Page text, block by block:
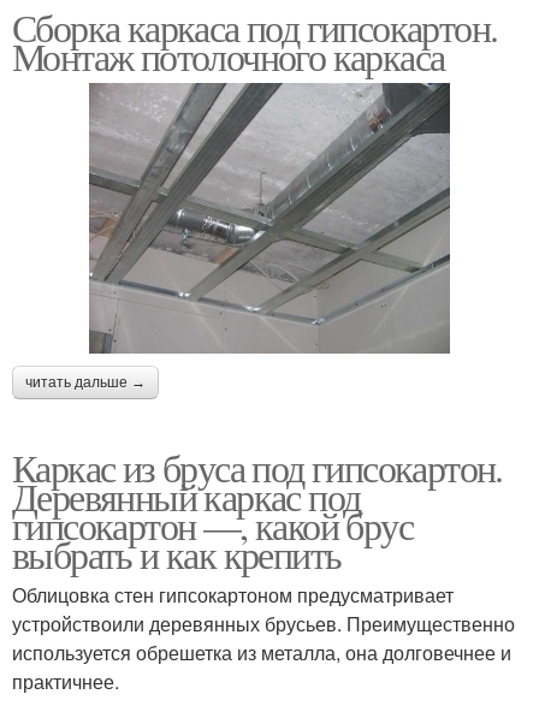
Сборка каркаса под гипсокартон.
Монтаж потолочного каркаса
читать дальше →
Каркас из бруса под гипсокартон.
Деревянный каркас под
гипсокартон —, какой брус
выбрать и как крепить
Облицовка стен гипсокартоном предусматривает
устройствоили деревянных брусьев. Преимущественно
используется обрешетка из металла, она долговечнее и
практичнее.